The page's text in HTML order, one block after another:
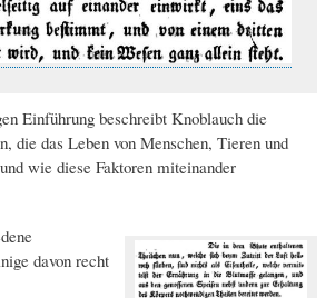
Einführung beschreibt Knoblauch die
die das Leben von Menschen, Tieren und
wie diese Faktoren miteinander
davon recht